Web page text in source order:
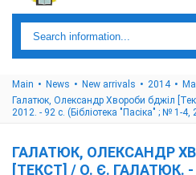
Main News New arrivals 2014
Галатюк, Олександр Хвороби бджіл
2012. - 92 с. (Бібліотека "Пасіка" ; № 1-4,
ГАЛАТЮК, ОЛЕКСАНДР
[ТЕКСТ] / О. Є. ГАЛАТЮК. -